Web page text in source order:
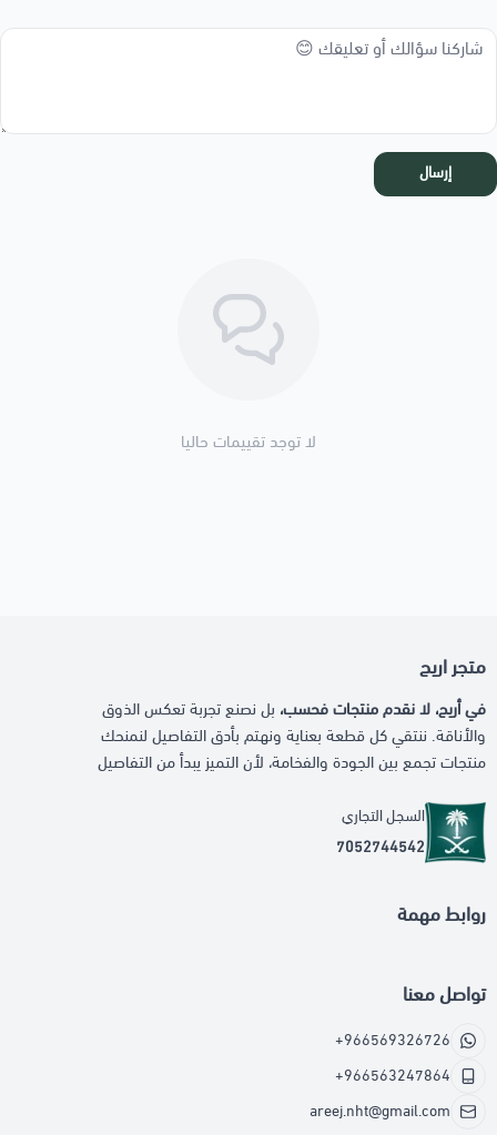
إرسال
لا توجد تقييمات حاليا
متجر اريج
في أريج، لا نقدم منتجات فحسب، بل نصنع تجربة تعكس الذوق
والأناقة. ننتقي كل قطعة بعناية ونهتم بأدق التفاصيل لنمنحك
منتجات تجمع بين الجودة والفخامة، لأن التميز يبدأ من التفاصيل
السجل التجاري
7052744542
روابط مهمة
تواصل معنا
+966569326726
+966563247864
areej.nht@gmail.com